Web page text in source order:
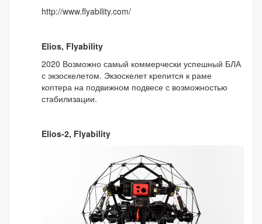
http://www.flyability.com/
Elios, Flyability
2020 Возможно самый коммерчески успешный БЛА
с экзоскелетом. Экзоскелет крепится к раме
коптера на подвижном подвесе с возможностью
стабилизации.
Elios-2, Flyability